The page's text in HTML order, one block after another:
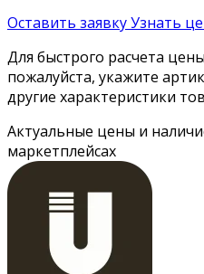
Оставить заявкуУзнать
Для быстрого расчета
пожалуйста, укажите
другие характеристики
Актуальные цены и
маркетплейсах